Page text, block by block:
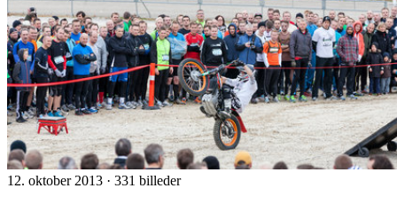
12. oktober 2013 · 331 billeder